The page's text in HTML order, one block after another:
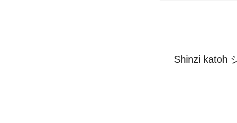
Shinzi katoh